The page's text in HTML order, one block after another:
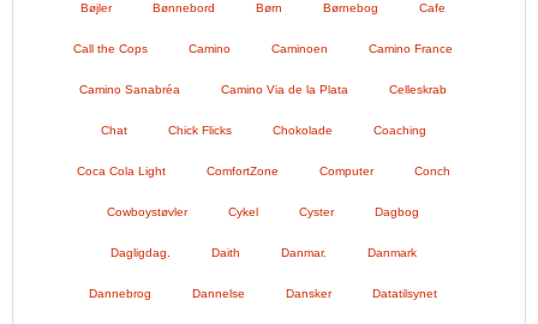
Bøjler Bønnebord Børn Børnebog Cafe
Call the Cops Camino Caminoen Camino France
Camino Sanabréa Camino Via de la Plata Celleskrab
Chat Chick Flicks Chokolade Coaching
Coca Cola Light ComfortZone Computer Conch
Cowboystøvler Cykel Cyster Dagbog
Dagligdag. Daith Danmar. Danmark
Dannebrog Dannelse Dansker Datatilsynet